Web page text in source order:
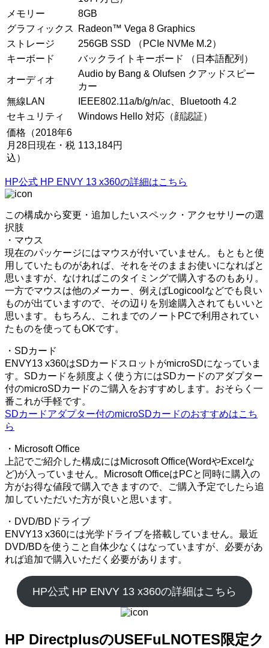
メモリー
8GB
グラフィックス
Radeon™ Vega 8 Graphics
ストレージ
256GB SSD （PCIe NVMe M.2）
キーボード
バックライトキーボード （日本語配列）
オーディオ
Audio by Bang & Olufsen クアッドスピー
カー
無線LAN
IEEE802.11a/b/g/n/ac、Bluetooth 4.2
セキュリティ
Windows Hello 対応（顔認証）
価格（2018年6
月28日現在・税
込）
113,184円
HP公式 HP ENVY 13 x360の詳細はこちら
この構成から変更・追加したいスペック・アクセサリーの選
択肢
・マウス
現在のパッケージにはマウスが付いていません。もともと使
用していたものがあれば、それをそのままお使いになればと
思いますが、なければこのタイミングで購入するのもあり。
一方でマウスは他のメーカー、例えばLogicoolなどでも良い
ものが出ていますので、その辺りを別途購入されてもいいと
思います。もちろん、これまでのノートPCで利用されてい
たものを使ってもOKです。
・SDカード
ENVY13 x360はSDカードスロットがmicroSDになっていま
す。SDカードを頻度よく使う方にはSDカードのアダプター
付のmicroSDカードのご購入をおすすめします。おそらく一
番これが手軽です。
SDカードアダプター付のmicroSDカードのおすすめはこち
ら
・Microsoft Office
上記でご紹介した構成にはMicrosoft Office(WordやExcelな
ど)が入っていません。Microsoft OfficeはPCと同時に購入の
方がお得な値段で購入できますので、ご購入予定でしたら追
加していただいた方が良いと思います。
・DVD/BDドライブ
ENVY13 x360には光学ドライブを搭載していません。最近
DVD/BDを使うこと自体少なくはなっていますが、必要があ
れば追加で購入いただく必要があります。
HP公式 HP ENVY 13 x360の詳細はこちら
HP DirectplusのUSEFuLNOTES限定ク